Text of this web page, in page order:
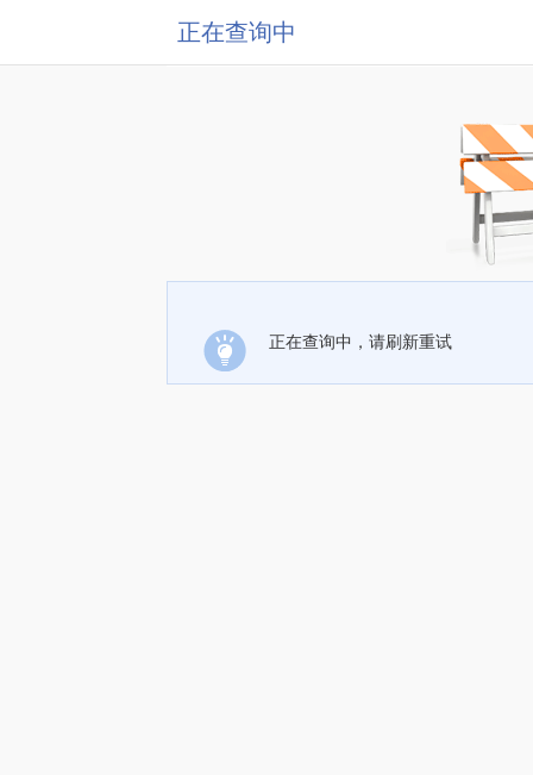
正在查询中
正在查询中，请刷新重试